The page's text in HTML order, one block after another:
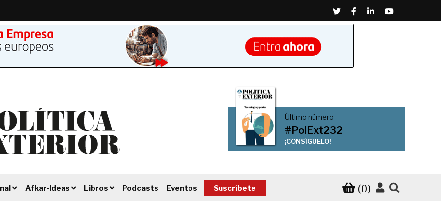
TwitterFacebook
LinkedinYoutube
Último número
#PolExt232
¡CONSÍGUELO!
Afkar-Ideas Libros Podcasts Eventos Suscríbete (0)